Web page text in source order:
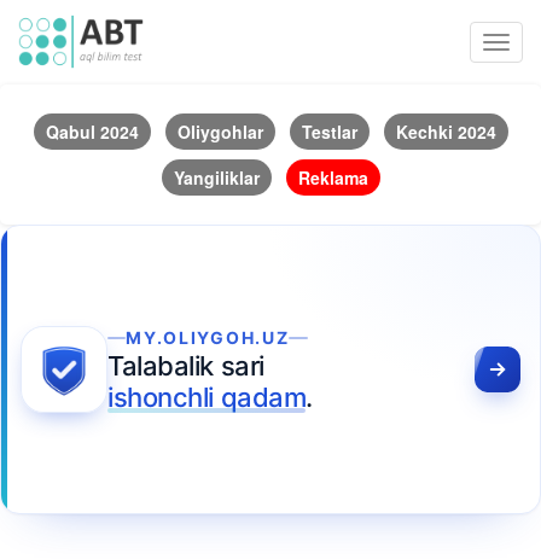
Qabul 2024 Oliygohlar Testlar
Kechki 2024
Yangiliklar
Reklama
MY.OLIYGOH.UZ
Talabalik sari
ishonchli qadam.